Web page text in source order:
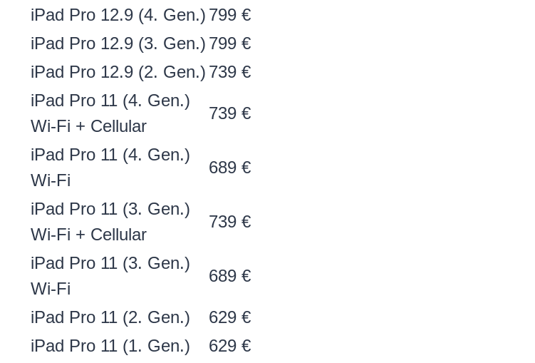
iPad Pro 12.9 (4. Gen.) 799 €
iPad Pro 12.9 (3. Gen.) 799 €
iPad Pro 12.9 (2. Gen.) 739 €
iPad Pro 11 (4. Gen.)
Wi-Fi + Cellular
739 €
iPad Pro 11 (4. Gen.)
Wi-Fi
689 €
iPad Pro 11 (3. Gen.)
Wi-Fi + Cellular
739 €
iPad Pro 11 (3. Gen.)
Wi-Fi
689 €
iPad Pro 11 (2. Gen.)
629 €
iPad Pro 11 (1. Gen.)
629 €